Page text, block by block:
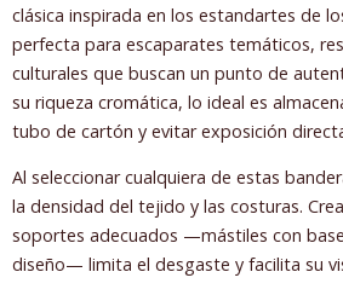
clásica inspirada en los estandartes de
perfecta para escaparates temáticos,
culturales que buscan un punto de
su riqueza cromática, lo ideal es
tubo de cartón y evitar exposición
Al seleccionar cualquiera de estas
la densidad del tejido y las costuras.
soportes adecuados —mástiles con
diseño— limita el desgaste y facilita su